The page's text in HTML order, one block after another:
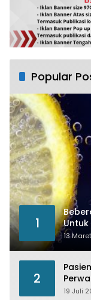
Popular
1
13
2
di
19 Juli